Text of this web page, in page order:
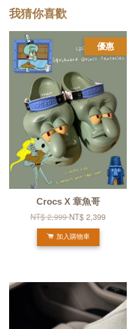
我猜你喜歡
優惠
Crocs X 章魚哥
NT$ 2,999NT$ 2,399
加入購物車